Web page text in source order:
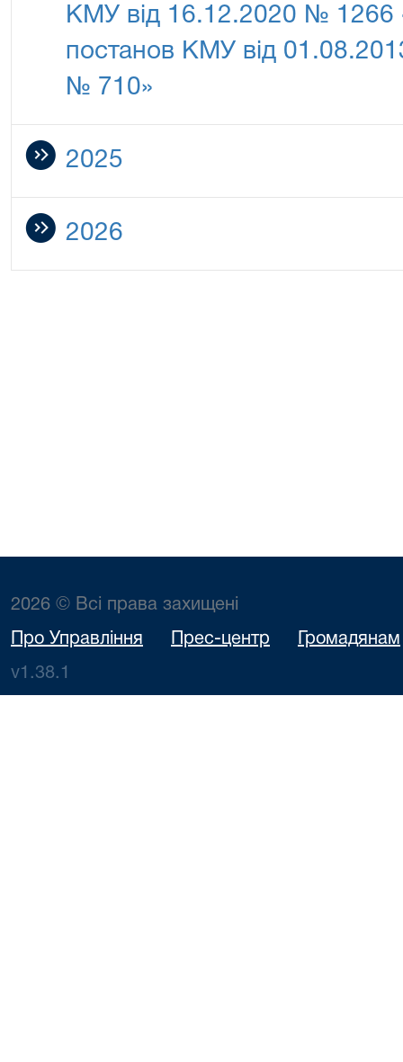
КМУ від 16.12.2020 № 1266
постанов КМУ від
№ 710»
2025
2026
2026 © Всі права захищені
Про Управління Прес-центр Громадянам
v1.38.1